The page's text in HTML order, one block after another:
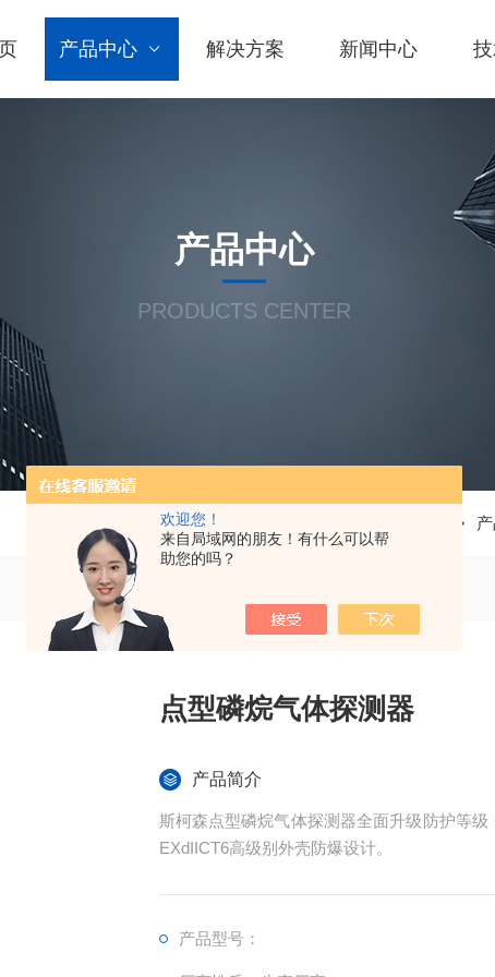
欢迎您！
来自局域网的朋友！有什么可以帮
助您的吗？
产品中心 解决方案 新闻中心
产品中心
PRODUCTS CENTER
点型磷烷气体探测器
产品简介
斯柯森点型磷烷气体探测器全面升级防护等
EXdIICT6高级别外壳防爆设计。
产品型号：